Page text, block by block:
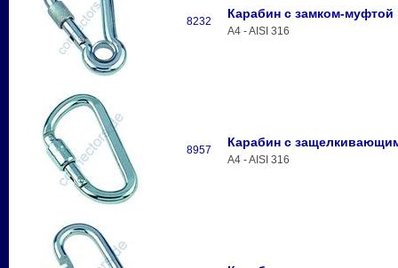
8232
Карабин с замком-муфтой
A4 - AISI 316
8957
Карабин с
A4 - AISI 316